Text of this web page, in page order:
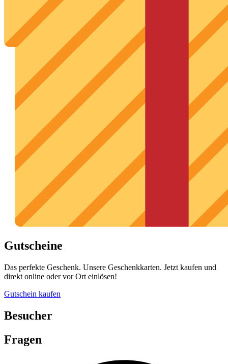
Gutscheine
Das perfekte Geschenk. Unsere Geschenkkarten. Jetzt kaufen und
direkt online oder vor Ort einlösen!
Gutschein kaufen
Besucher
Fragen